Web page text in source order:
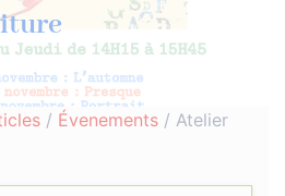
/ Évenements / Atelier